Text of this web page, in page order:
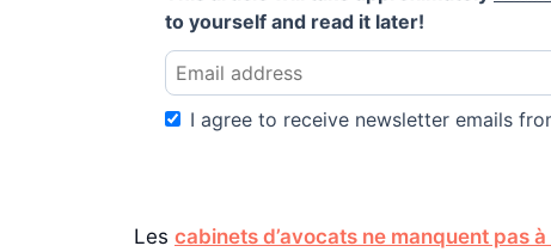
to yourself and read it later!
I agree to receive newsletter emails
Les cabinets d’avocats ne manquent pas